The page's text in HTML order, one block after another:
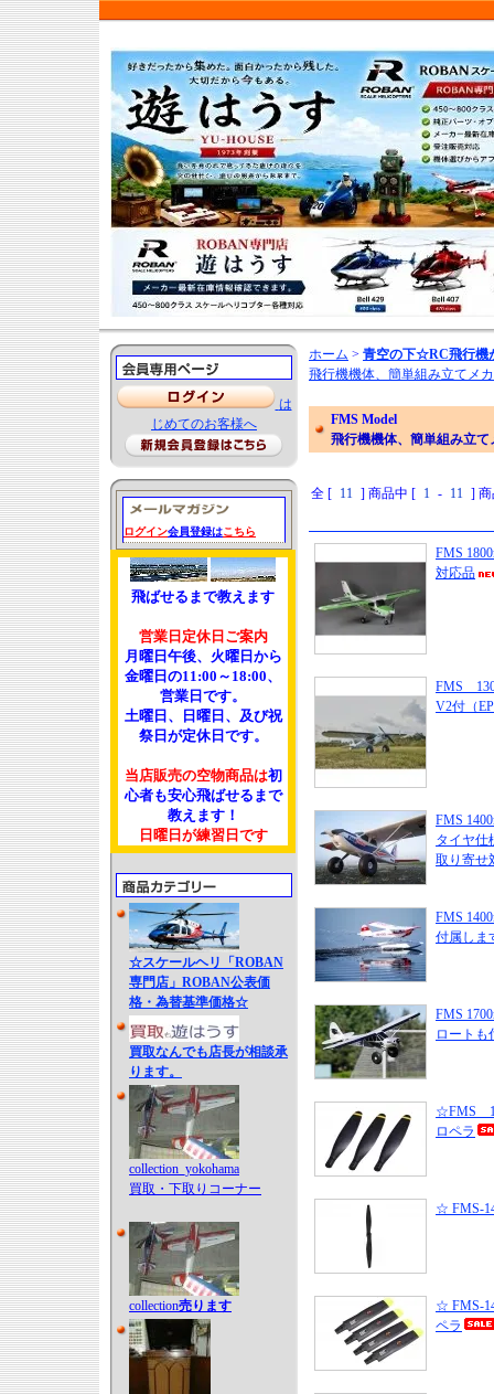
は
じめてのお客様へ
ログイン会員登録はこちら
飛ばせるまで教えます
営業日定休日ご案内
月曜日午後、火曜日から
金曜日の11:00～18:00、
営業日です。
土曜日、日曜日、及び祝
祭日が定休日です。
当店販売の空物商品は初
心者も安心飛ばせるまで
教えます！
日曜日が練習日です
☆スケールヘリ「ROBAN
専門店」ROBAN公表価
格・為替基準価格☆
買取なんでも店長が相談承
ります。
collection_yokohama
買取・下取りコーナー
collection売ります
ホーム > 青空の下☆RC飛行
飛行機機体、簡単組み立てメ
FMS Model
飛行機機体、簡単組み立て
全 [ 11 ] 商品中 [ 1 - 11 ] 商
FMS
対応品
FMS
V2付（
FMS
タイヤ仕
取り寄せ
FMS
付属しま
FMS
ロートも
☆FMS
ロペラ
☆ FMS-
☆ FMS-
ペラ